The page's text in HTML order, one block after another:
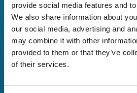
provide social media features and
We also share information about
our social media, advertising and
may combine it with other
provided to them or that they’ve
of their services.